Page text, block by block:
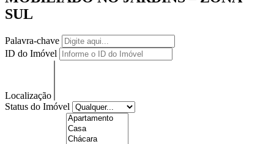
SUL
Palavra-chave
ID do Imóvel
Localização
Status do Imóvel